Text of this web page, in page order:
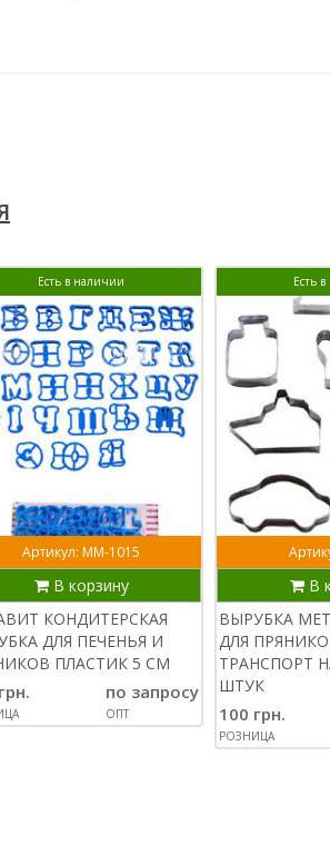
Есть в наличии
Артикул: ММ-1015
В корзину
КОНДИТЕРСКАЯ
ДЛЯ ПЕЧЕНЬЯ И
ПЛАСТИК 5 СМ
по запросу
ОПТ
Есть
В
ВЫРУБКА
ДЛЯ
ТРАНСПОРТ
ШТУК
100 грн.
РОЗНИЦА